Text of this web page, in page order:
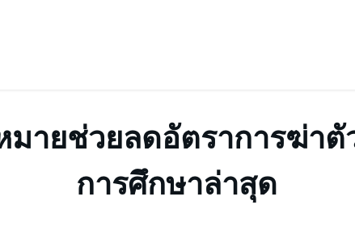
ายช่วยลดอัตราการฆ่าตั
การศึกษาล่าสุด